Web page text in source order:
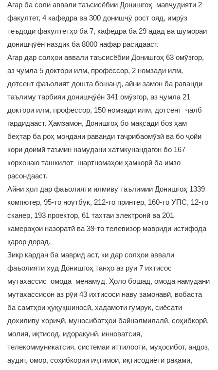
Агар ба соли аввали таъсисёбии Донишгоҳ мавҷудияти 2
факултет, 4 кафедра ва 300 донишҷӯ рост ояд, имрӯз
теъдоди факултетҳо ба 7, кафедра ба 29 адад ва шумораи
донишҷӯён наздик ба 8000 нафар расидааст.
Агар дар солҳои аввали таъсисёбии Донишгоҳ 63 омӯзгор,
аз ҷумла 5 доктори илм, профессор, 2 номзади илм,
дотсент фаъолият дошта бошанд, айни замон ба раванди
таълиму тарбияи донишҷӯён 341 омӯзгор, аз ҷумла 21
доктори илм, профессор, 150 номзади илм, дотсент ҷалб
гардидааст. Ҳамзамон, Донишгоҳ бо мақсади боз ҳам
беҳтар ба роҳ мондани раванди таҷрибаомӯзӣ ва бо ҷойи
кори доимӣ таъмин намудани хатмкунандагон бо 167
корхонаю ташкилот шартномаҳои ҳамкорӣ ба имзо
расондааст.
Айни ҳол дар фаъолияти илмиву таълимии Донишгоҳ 1339
компютер, 95-то ноутбук, 212-то принтер, 160-то УПС, 12-то
сканер, 193 проектор, 61 тахтаи электронӣ ва 201
камераҳои назоратӣ ва 39-то телевизор мавриди истифода
қарор дорад.
Зикр кардан ба маврид аст, ки дар солҳои аввали
фаъолияти худ Донишгоҳ танҳо аз рӯи 7 ихтисос
мутахассис омода менамуд. Ҳоло бошад, омода намудани
мутахассисон аз рӯи 43 ихтисоси наву замонавӣ, вобаста
ба самтҳои ҳуқуқшиносӣ, хадамоти гумрук, сиёсати
дохиливу хориҷӣ, муносибатҳои байналмилалӣ, соҳибкорӣ,
молия, иқтисод, идоракунӣ, инноватсия,
телекоммуникатсия, системаи иттилоотӣ, муҳосибот, андоз,
аудит, омор, соҳибкории иҷтимоӣ, иқтисодиёти рақамӣ,